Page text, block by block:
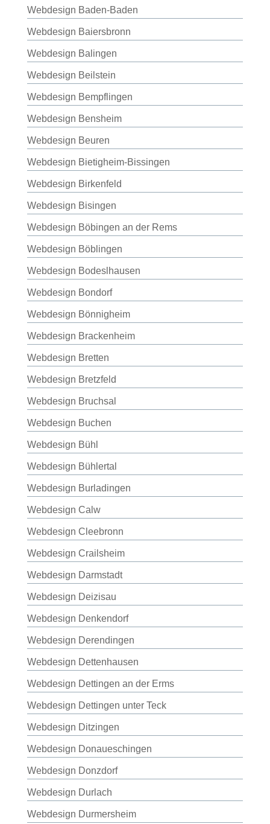
Webdesign Baden-Baden
Webdesign Baiersbronn
Webdesign Balingen
Webdesign Beilstein
Webdesign Bempflingen
Webdesign Bensheim
Webdesign Beuren
Webdesign Bietigheim-Bissingen
Webdesign Birkenfeld
Webdesign Bisingen
Webdesign Böbingen an der Rems
Webdesign Böblingen
Webdesign Bodeslhausen
Webdesign Bondorf
Webdesign Bönnigheim
Webdesign Brackenheim
Webdesign Bretten
Webdesign Bretzfeld
Webdesign Bruchsal
Webdesign Buchen
Webdesign Bühl
Webdesign Bühlertal
Webdesign Burladingen
Webdesign Calw
Webdesign Cleebronn
Webdesign Crailsheim
Webdesign Darmstadt
Webdesign Deizisau
Webdesign Denkendorf
Webdesign Derendingen
Webdesign Dettenhausen
Webdesign Dettingen an der Erms
Webdesign Dettingen unter Teck
Webdesign Ditzingen
Webdesign Donaueschingen
Webdesign Donzdorf
Webdesign Durlach
Webdesign Durmersheim